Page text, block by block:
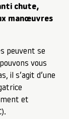
chute,
manœuvres
peuvent se
vous
il s’agit d’une
et